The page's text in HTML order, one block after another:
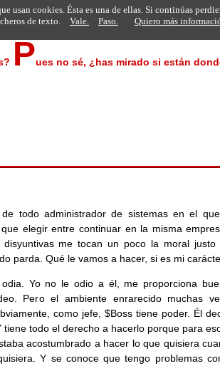
Pues no sé, ¿has mirado si están
todo administrador de sistemas en el
elegir entre continuar en la misma
me tocan un poco la moral justo
parda. Qué le vamos a hacer, si es mi
Yo no le odio a él, me proporciona
Pero el ambiente enrarecido muchas
como jefe, $Boss tiene poder. Él
todo el derecho a hacerlo porque para
acostumbrado a hacer lo que quisiera
Y se conoce que tengo problemas
usan cookies. Ésta es una de ellas. Si continúas
de texto.
Vale. Paso. Quiero más